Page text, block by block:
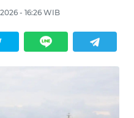
- 16:26 WIB